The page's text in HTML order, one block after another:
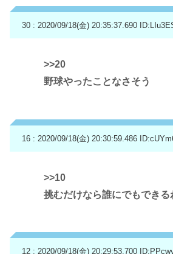
30 : 2020/09/18(金) 20:35:37.690
>>20
野球やったことなさそう
16 : 2020/09/18(金) 20:30:59.486
>>10
挑むだけなら誰にでもできる
12 : 2020/09/18(金) 20:29:53.700